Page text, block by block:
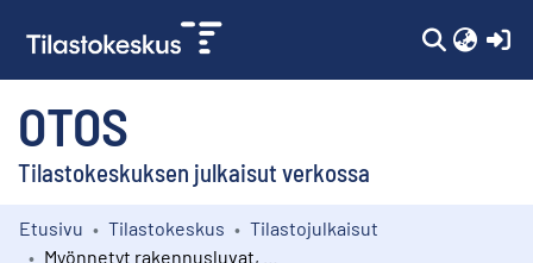
OTOS
Tilastokeskuksen julkaisut verkossa
Kokoelmat
Etusivu Tilastokeskus
Tilastojulkaisut